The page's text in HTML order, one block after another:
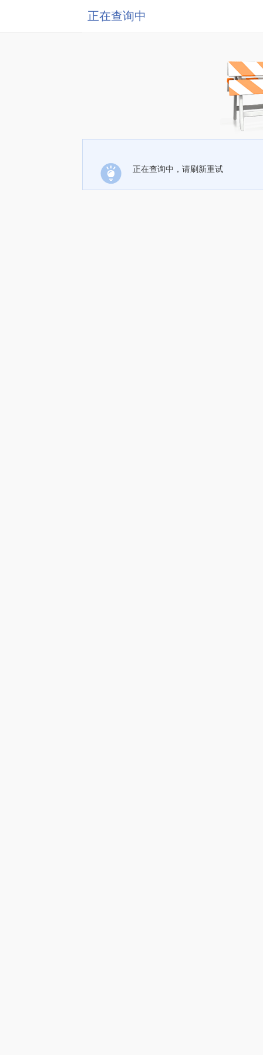
正在查询中
正在查询中，请刷新重试